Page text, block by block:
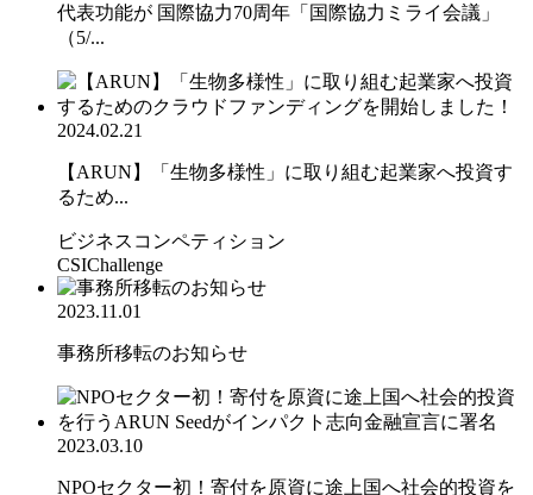
代表功能が 国際協力70周年「国際協力ミライ会議」
（5/...
2024.02.21
【ARUN】「生物多様性」に取り組む起業家へ投資す
るため...
ビジネスコンペティション
CSIChallenge
2023.11.01
事務所移転のお知らせ
2023.03.10
NPOセクター初！寄付を原資に途上国へ社会的投資を